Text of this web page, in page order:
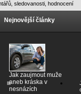
sledovanosti hodnocení
Nejnovější články
Jak zaujmout muže
aneb kráska v
nesnázích